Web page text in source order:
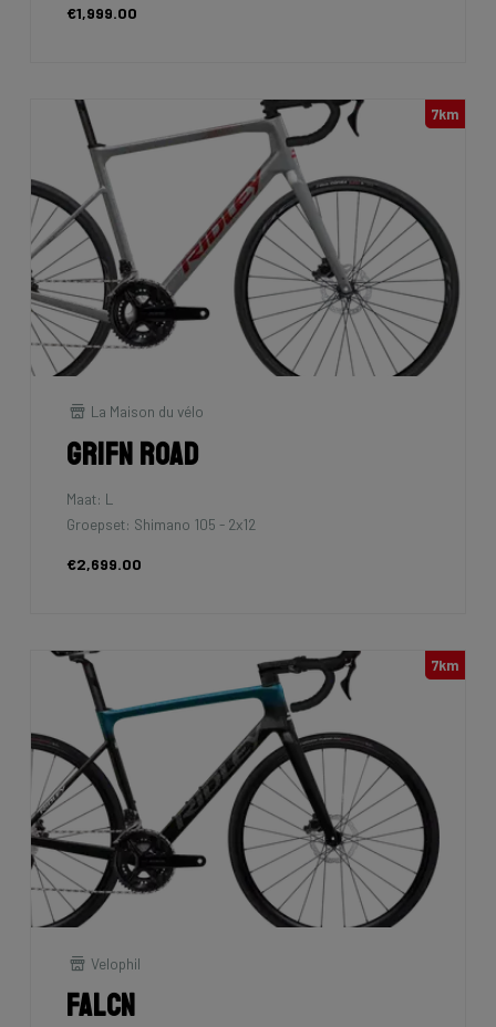
€1,999.00
7km
La Maison du vélo
Grifn Road
Maat: L
Groepset: Shimano 105 - 2x12
€2,699.00
7km
Velophil
Falcn